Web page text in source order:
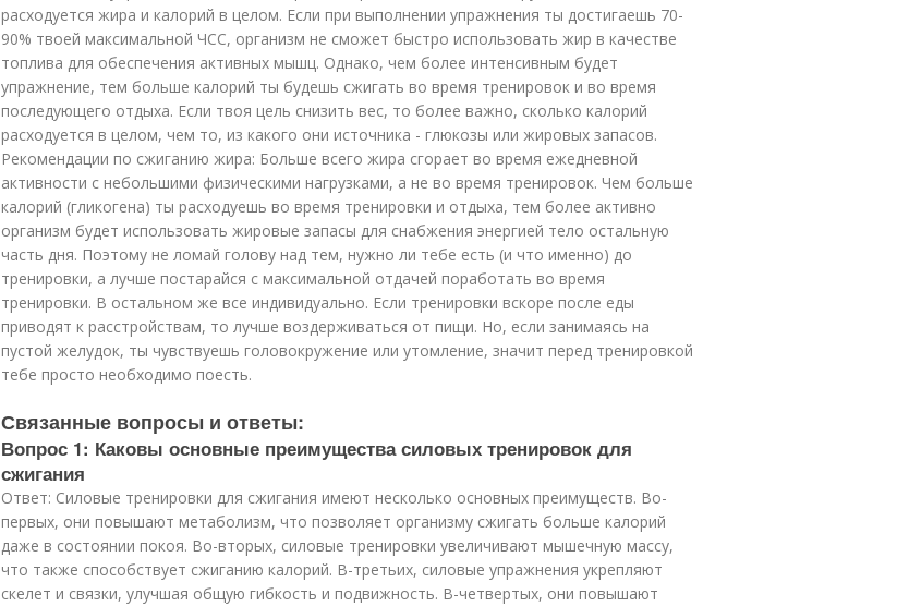
расходуется жира и калорий в целом. Если при выполнении упражнения ты достигаешь 70-
90% твоей максимальной ЧСС, организм не сможет быстро использовать жир в качестве
топлива для обеспечения активных мышц. Однако, чем более интенсивным будет
упражнение, тем больше калорий ты будешь сжигать во время тренировок и во время
последующего отдыха. Если твоя цель снизить вес, то более важно, сколько калорий
расходуется в целом, чем то, из какого они источника - глюкозы или жировых запасов.
Рекомендации по сжиганию жира: Больше всего жира сгорает во время ежедневной
активности с небольшими физическими нагрузками, а не во время тренировок. Чем больше
калорий (гликогена) ты расходуешь во время тренировки и отдыха, тем более активно
организм будет использовать жировые запасы для снабжения энергией тело остальную
часть дня. Поэтому не ломай голову над тем, нужно ли тебе есть (и что именно) до
тренировки, а лучше постарайся с максимальной отдачей поработать во время
тренировки. В остальном же все индивидуально. Если тренировки вскоре после еды
приводят к расстройствам, то лучше воздерживаться от пищи. Но, если занимаясь на
пустой желудок, ты чувствуешь головокружение или утомление, значит перед тренировкой
тебе просто необходимо поесть.
Связанные вопросы и ответы:
Вопрос 1: Каковы основные преимущества силовых тренировок для
сжигания
Ответ: Силовые тренировки для сжигания имеют несколько основных преимуществ. Во-
первых, они повышают метаболизм, что позволяет организму сжигать больше калорий
даже в состоянии покоя. Во-вторых, силовые тренировки увеличивают мышечную массу,
что также способствует сжиганию калорий. В-третьих, силовые упражнения укрепляют
скелет и связки, улучшая общую гибкость и подвижность. В-четвертых, они повышают